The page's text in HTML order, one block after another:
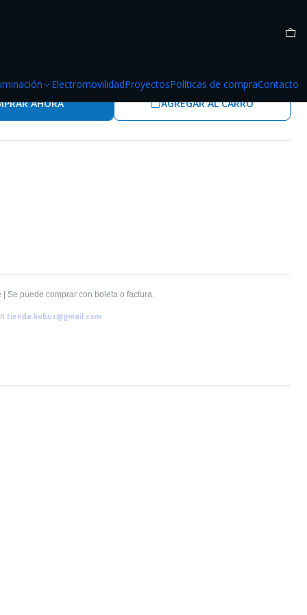
ElectromovilidadProyectosPolíticas de compraContacto
AGREGAR AL CARRO
AHORA
Se puede comprar con boleta o factura.
tienda.kubus@gmail.com